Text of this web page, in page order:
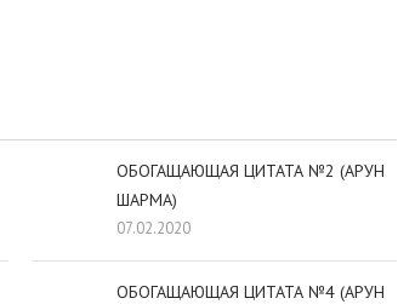
ОБОГАЩАЮЩАЯ ЦИТАТА №2 (АРУН
ШАРМА)
07.02.2020
ОБОГАЩАЮЩАЯ ЦИТАТА №4 (АРУН